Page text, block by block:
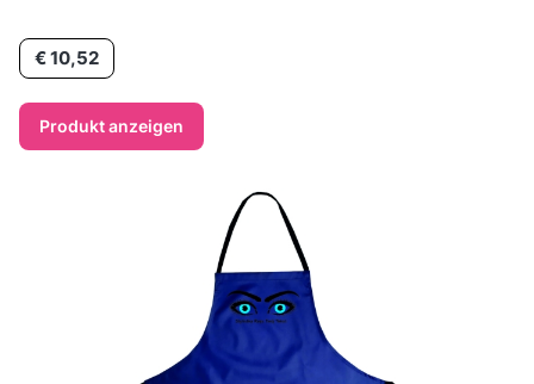
Preis
€ 10,52
Produkt anzeigen